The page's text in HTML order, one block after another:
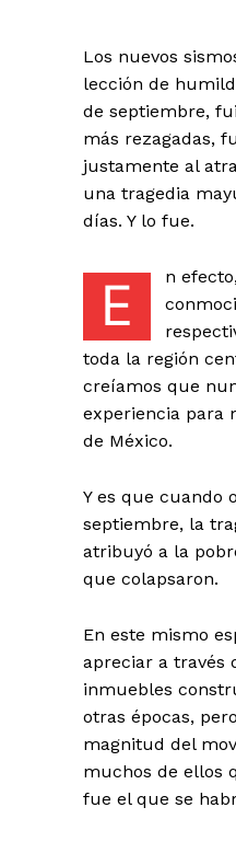
Los nuevos
lección de
de septiembre,
más rezagadas,
justamente al
una tragedia
días. Y lo fue.
E
n
toda la región
creíamos que
experiencia para
de México.
Y es que cuando
septiembre, la
atribuyó a la
que colapsaron.
En este mismo
apreciar a través
inmuebles
otras épocas,
magnitud del
muchos de ellos
fue el que se